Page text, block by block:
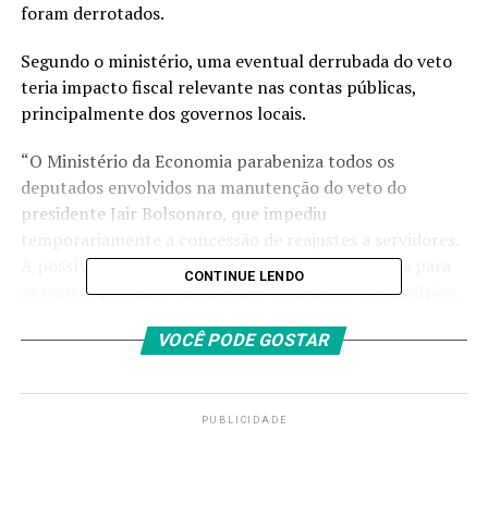
foram derrotados.
Segundo o ministério, uma eventual derrubada do veto
teria impacto fiscal relevante nas contas públicas,
principalmente dos governos locais.
“O Ministério da Economia parabeniza todos os
deputados envolvidos na manutenção do veto do
presidente Jair Bolsonaro, que impediu
A possível derrubada traria graves consequências para
as contas públicas, em especial de estados e municípios.
elogiar, da mesma forma, os senadores que votaram
resultado negativo”, destacou o ministério em nota.
CONTINUE LENDO
VOCÊ PODE GOSTAR
PUBLICIDADE